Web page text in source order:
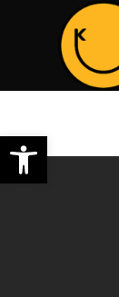
Abrir barra de